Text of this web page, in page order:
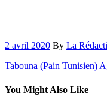
2 avril 2020 By La
Tabouna (Pain Tunisien)
You Might Also Like